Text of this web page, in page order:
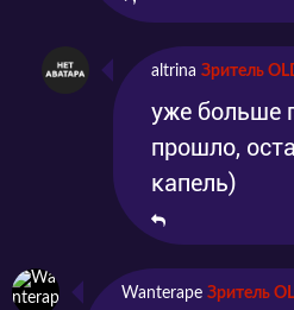
altrina Зритель
уже больше
прошло,
капель)
Wanterape Зритель